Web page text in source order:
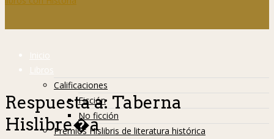
Inicio
Libros
Calificaciones
Ficción
No ficción
Premios Hislibris de literatura histórica
Respuesta a: Taberna
Hislibre�a